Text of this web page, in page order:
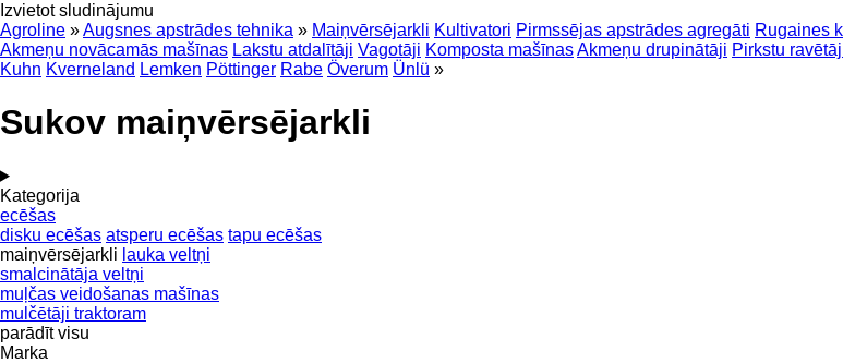
Izvietot sludinājumu
Agroline »Augsnes apstrādes tehnika » Maiņvērsējarkli Kultivatori Pirmssējas apstrādes agregāti Rugaines
Akmeņu novācamās mašīnas Lakstu atdalītāji Vagotāji Komposta mašīnasAkmeņu drupinātāji Pirkstu
Kuhn Kverneland Lemken Pöttinger Rabe Överum Ünlü »
Sukov maiņvērsējarkli
Kategorija
ecēšas
disku ecēšas atsperu ecēšas tapu ecēšas
maiņvērsējarkli lauka veltņi
smalcinātāja veltņi
muļčas veidošanas mašīnas
mulčētāji traktoram
parādīt visu
Marka